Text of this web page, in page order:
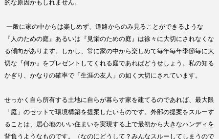
的な原因かもしれません。
一般に家の中からは楽しめず、道路からのみ見ることができるような
『人のための庭』あるいは『見栄のための庭』は徐々に大切にされなくな
る傾向があります。しかし、常に家の中から楽しめて毎年毎年季節毎に大
切な『何か』をプレゼントしてくれる庭であればどうせしょう。私の知る
かぎり、かなりの確率で「生涯の友人」の如く大切にされています。
せっかく自ら所有する土地に自らが暮らす家を建てるのであれば、最大限
「庭」のセットで環境構築を提案したいものです。外部の提案をスルーす
ることは、居心地のいい住まいを実現する上で最初から大きなハンディを
背負うようなものです。（なのにどうして？みんなスルーしてしまうので